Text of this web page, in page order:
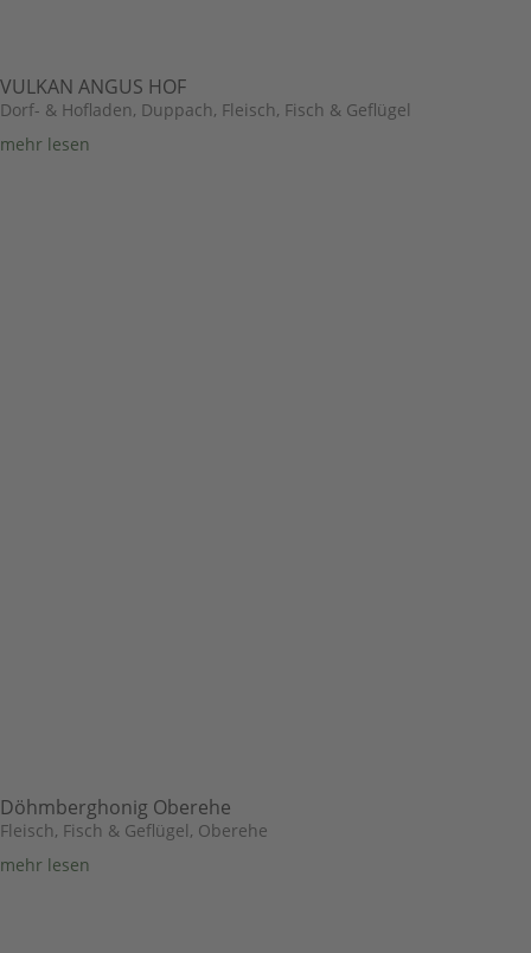
VULKAN ANGUS HOF
Dorf- & Hofladen, Duppach, Fleisch, Fisch & Geflügel
mehr lesen
Döhmberghonig Oberehe
Fleisch, Fisch & Geflügel, Oberehe
mehr lesen